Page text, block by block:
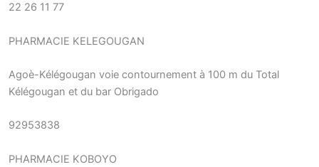
22 26 11 77
PHARMACIE KELEGOUGAN
Agoè-Kélégougan voie contournement à 100 m du Total
Kélégougan et du bar Obrigado
92953838
PHARMACIE KOBOYO